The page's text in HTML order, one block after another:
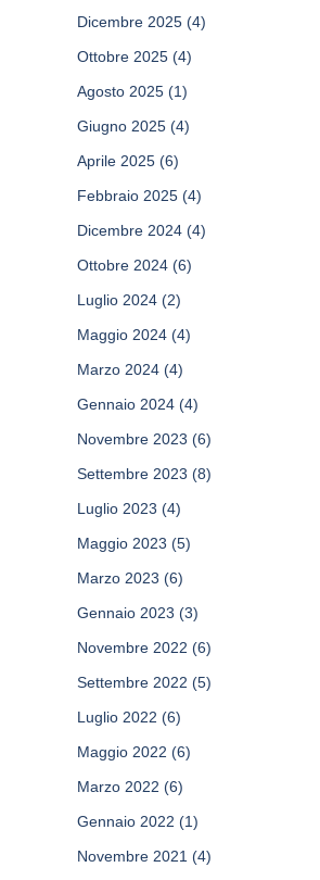
Dicembre 2025 (4)
Ottobre 2025 (4)
Agosto 2025 (1)
Giugno 2025 (4)
Aprile 2025 (6)
Febbraio 2025 (4)
Dicembre 2024 (4)
Ottobre 2024 (6)
Luglio 2024 (2)
Maggio 2024 (4)
Marzo 2024 (4)
Gennaio 2024 (4)
Novembre 2023 (6)
Settembre 2023 (8)
Luglio 2023 (4)
Maggio 2023 (5)
Marzo 2023 (6)
Gennaio 2023 (3)
Novembre 2022 (6)
Settembre 2022 (5)
Luglio 2022 (6)
Maggio 2022 (6)
Marzo 2022 (6)
Gennaio 2022 (1)
Novembre 2021 (4)